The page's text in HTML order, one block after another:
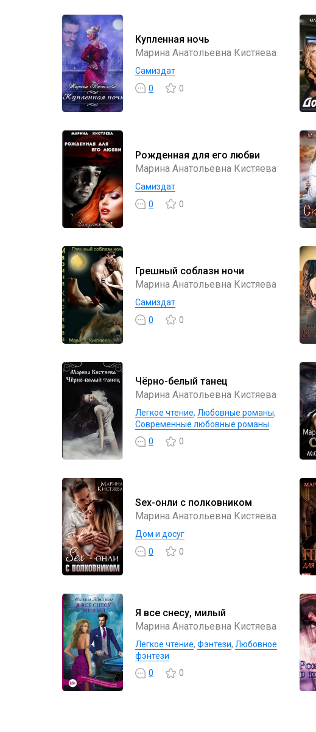
Купленная ночь
Марина Анатольевна Кистяева
Самиздат
0
0
Рожденная для его любви
Марина Анатольевна Кистяева
Самиздат
0
0
Грешный соблазн ночи
Марина Анатольевна Кистяева
Самиздат
0
0
Чёрно-белый танец
Марина Анатольевна Кистяева
Легкое чтение, Любовные романы,
Современные любовные романы
0
0
Sex-онли с полковником
Марина Анатольевна Кистяева
Дом и досуг
0
0
Я все снесу, милый
Марина Анатольевна Кистяева
Легкое чтение, Фэнтези, Любовное
фэнтези
0
0